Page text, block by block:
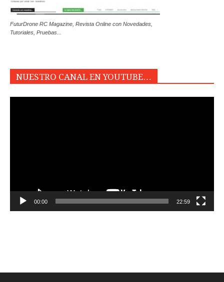
FuturDrone RC Magazine, Revista Online con Novedades,
Tutoriales, Pruebas...
NUESTRO CANAL EN YOUTUBE…
00:00 22:59